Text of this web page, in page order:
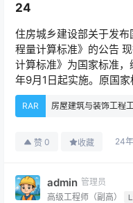
24
住房城乡建设部关于发
程量计算标准》的公告
计算标准》为国家标准
年9月1日起实施。原国
RAR
赞 0 收藏 24
admin 管理员
高级工程师（副高）